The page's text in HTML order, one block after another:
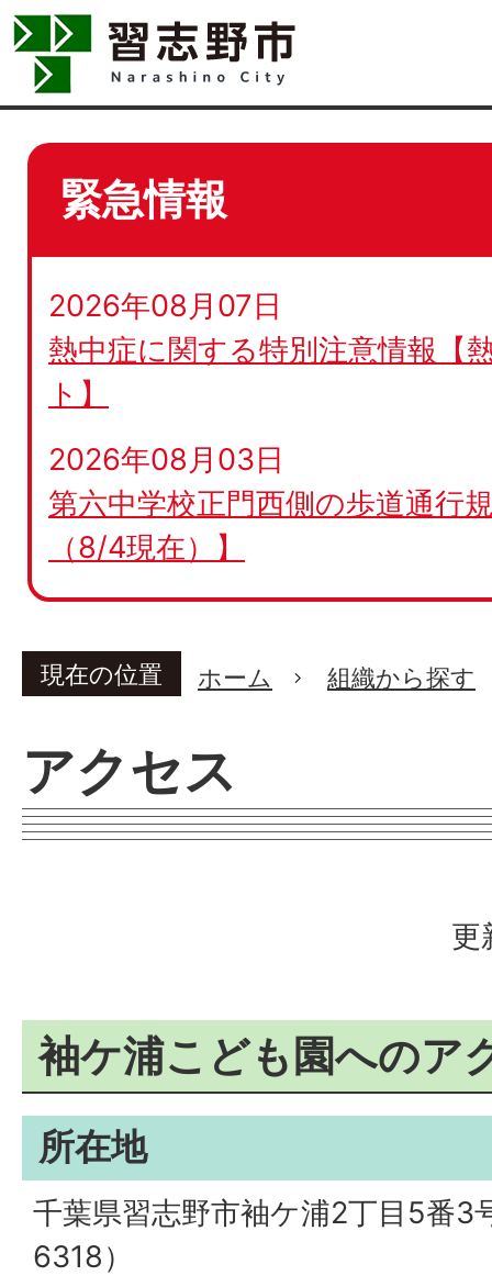
緊急情報
2026年08月07日
熱中症に関する特別注意情報【
ト】
2026年08月03日
第六中学校正門西側の歩道通行
（8/4現在）】
現在の位置 ホーム 組織から探す
アクセス
更
袖ケ浦こども園へのア
所在地
千葉県習志野市袖ケ浦2丁目5番
6318）